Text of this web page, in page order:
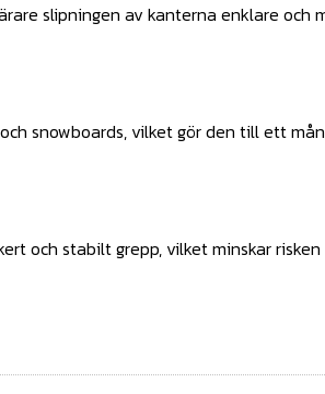
slipningen av kanterna enklare och
snowboards, vilket gör den till ett
och stabilt grepp, vilket minskar